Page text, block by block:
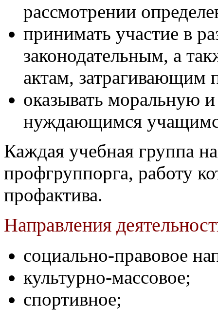
рассмотрении
принимать участие в
законодательным, а
актам, затрагивающим
оказывать моральную
нуждающимся
Каждая учебная группа
профгруппорга, работу
профактива.
Направления
социально-правовое
культурно-массовое;
спортивное;